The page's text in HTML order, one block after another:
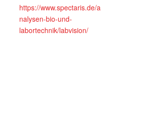
https://www.spectaris.de/a
nalysen-bio-und-
labortechnik/labvision/